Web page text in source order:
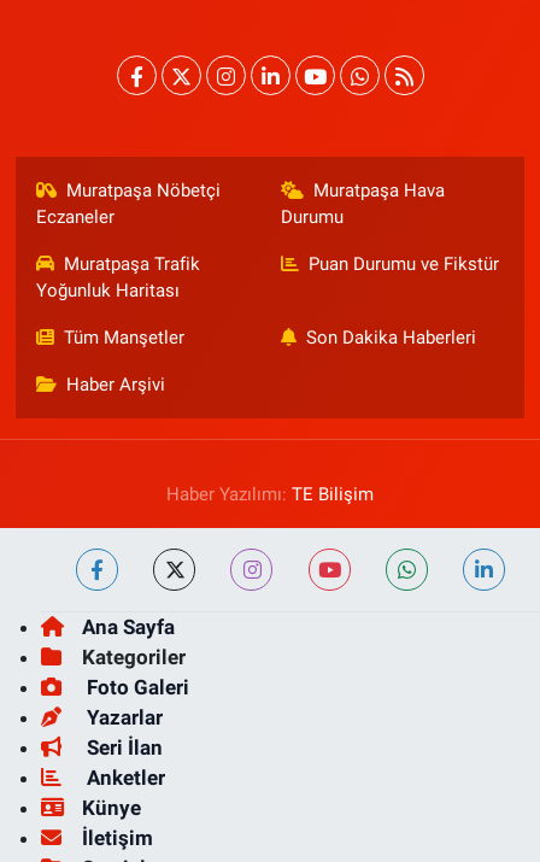
Muratpaşa Nöbetçi
Eczaneler
Muratpaşa Hava
Durumu
Muratpaşa Trafik
Yoğunluk Haritası
Puan Durumu ve Fikstür
Tüm Manşetler Son Dakika Haberleri
Haber Arşivi
Haber Yazılımı: TE Bilişim
Ana Sayfa
Kategoriler
Foto Galeri
Yazarlar
Seri İlan
Anketler
Künye
İletişim